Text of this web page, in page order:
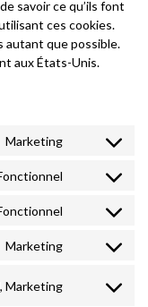
savoir ce qu’ils font
ces cookies.
autant que possible.
aux États-Unis.
Marketing
Consent
Consent
Consent
wpml
Marketing
Consent
service
Marketing
Consent